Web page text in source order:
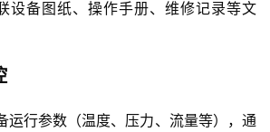
设备图纸、操作手册、维修记录等文
运行参数（温度、压力、流量等），通